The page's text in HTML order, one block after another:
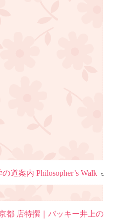
道案内 Philosopher’s Walk
都 店特撰｜バッキー井上の